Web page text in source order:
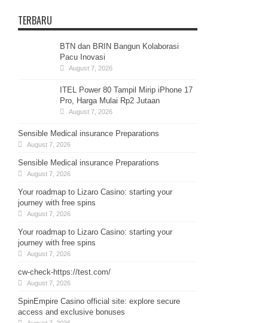
TERBARU
BTN dan BRIN Bangun Kolaborasi
Pacu Inovasi
August 7, 2026
ITEL Power 80 Tampil Mirip iPhone 17
Pro, Harga Mulai Rp2 Jutaan
August 7, 2026
Sensible Medical insurance Preparations
August 7, 2026
Sensible Medical insurance Preparations
August 7, 2026
Your roadmap to Lizaro Casino: starting your
journey with free spins
August 7, 2026
Your roadmap to Lizaro Casino: starting your
journey with free spins
August 7, 2026
cw-check-https://test.com/
August 7, 2026
SpinEmpire Casino official site: explore secure
access and exclusive bonuses